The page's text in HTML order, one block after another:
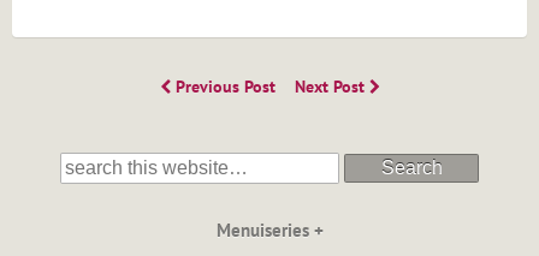
Previous Post Next Post
Search
Menuiseries +